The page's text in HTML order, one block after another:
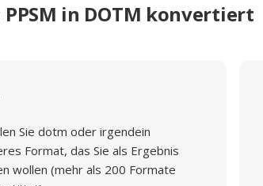
PPSM in DOTM konvertiert
Sie dotm oder irgendein
Format, das Sie als Ergebnis
wollen (mehr als 200 Formate